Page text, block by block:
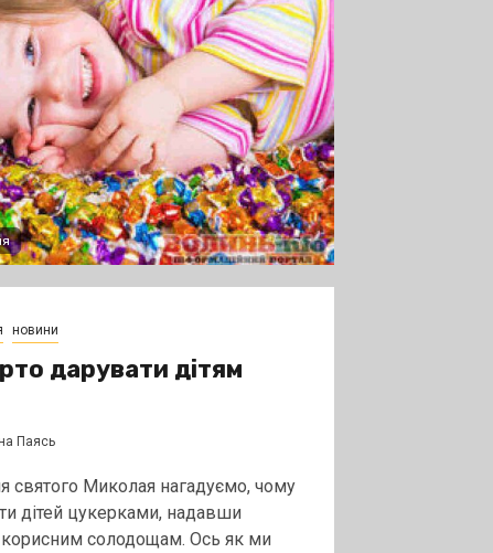
новини
дарувати дітям
Паясь
святого Миколая нагадуємо, чому
дітей цукерками, надавши
корисним солодощам. Ось як ми